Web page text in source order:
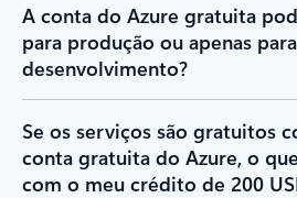
A conta do Azure gratuita
para produção ou apenas para
desenvolvimento?
Se os serviços são gratuitos
conta gratuita do Azure, o
com o meu crédito de 200